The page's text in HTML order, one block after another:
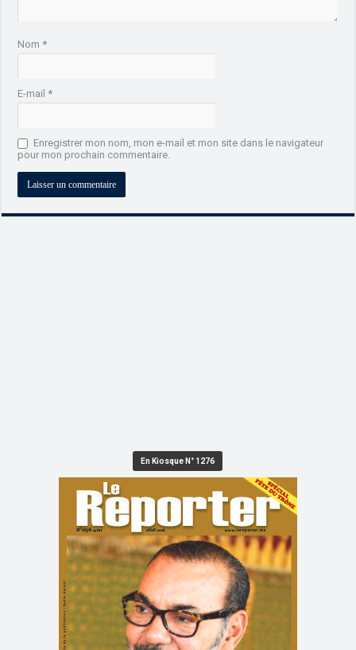
Nom*
E-mail*
Enregistrer mon nom, mon e-mail et mon site dans le navigateur
pour mon prochain commentaire.
En Kiosque N° 1276